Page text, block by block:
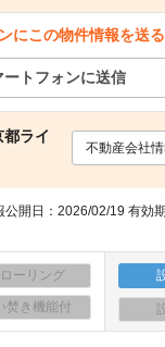
にこの物件情報を送る
トフォンに送信
ライ
不動産会社
公開日：2026/02/19 有効
ーリング
焚き機能付